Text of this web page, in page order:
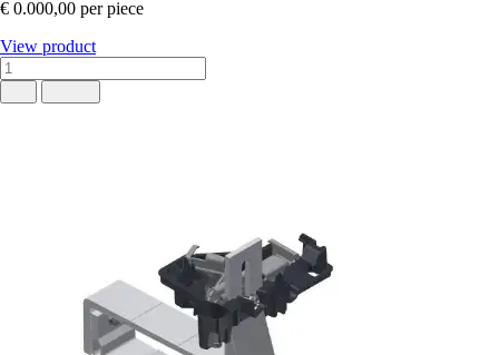
€ 0.000,00 per piece
View product